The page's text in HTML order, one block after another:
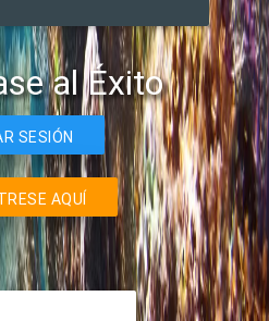
al Éxito
SESIÓN
AQUÍ